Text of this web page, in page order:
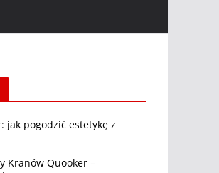
jak pogodzić estetykę z
Kranów Quooker –